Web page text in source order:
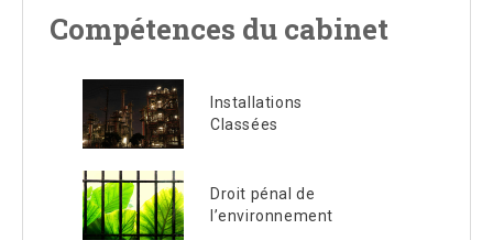
Compétences du cabinet
Installations
Classées
Droit pénal de
l’environnement